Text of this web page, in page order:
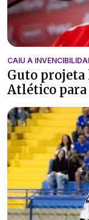
CAIU A
Guto projeta
Atlético para